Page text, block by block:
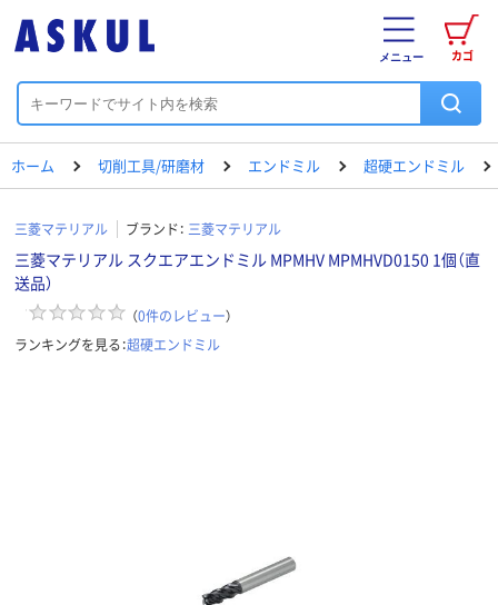
カゴ
メニュー
ホーム 切削工具/研磨材 エンドミル 超硬エンドミル
三菱マテリアル ブランド： 三菱マテリアル
三菱マテリアル スクエアエンドミル MPMHV MPMHVD0150 1個（直
送品）
（0件のレビュー）
ランキングを見る：超硬エンドミル